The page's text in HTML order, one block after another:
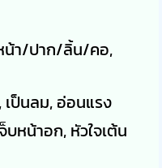
น้า/ปาก/ลิ้น/คอ,
ป็นลม, อ่อนแรง
บหน้าอก, หัวใจเต้น